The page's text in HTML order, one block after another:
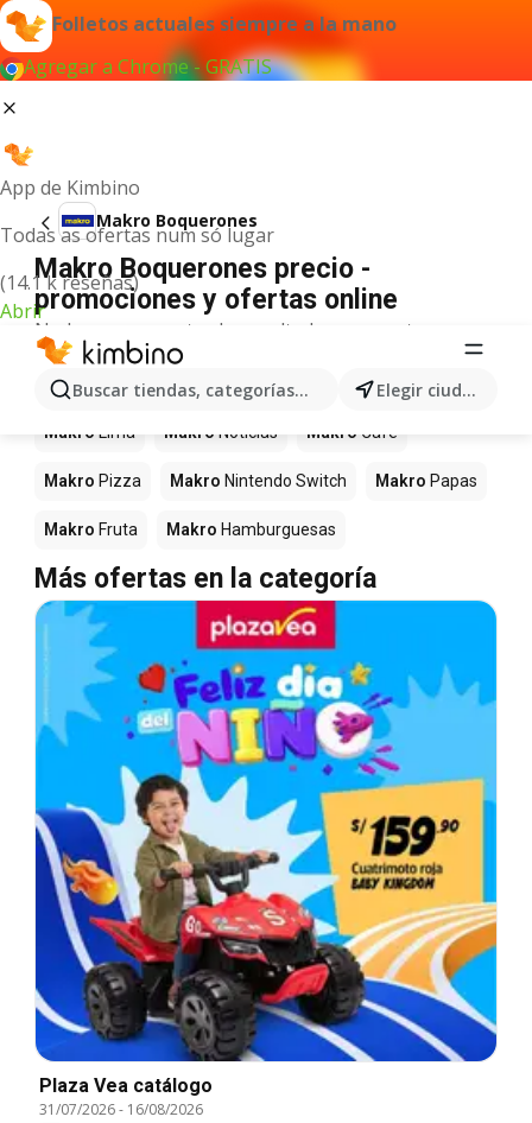
Folletos actuales siempre a la mano
Agregar a Chrome - GRATIS
App de Kimbino
Todas as ofertas num só lugar
(14.1 k reseñas)
Abrir
Buscar tiendas, categorías, productos... Elegir ciudad
Makro Boquerones
Makro Boquerones precio -
promociones y ofertas online
No hemos encontrado resultados para este
término.
Más productos en tiendas Makro
Makro Lima Makro Noticias Makro Café
Makro Pizza Makro Nintendo Switch Makro Papas
Makro Fruta Makro Hamburguesas
Más ofertas en la categoría
Plaza Vea catálogo
31/07/2026- 16/08/2026